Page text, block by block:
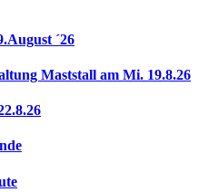
´26
Maststall am Mi. 19.8.26